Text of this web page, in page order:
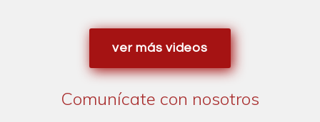
ver más videos
Comunícate con nosotros